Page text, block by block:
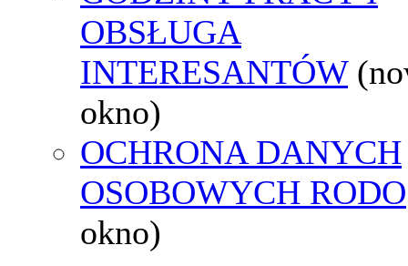
OBSŁUGA
INTERESANTÓW
okno)
OCHRONA DANYCH
OSOBOWYCH RODO
okno)